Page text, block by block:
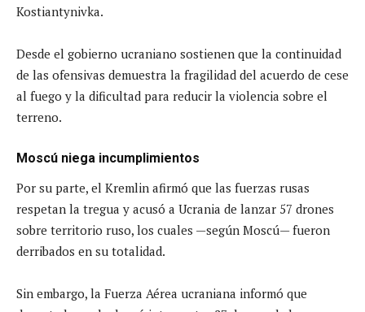
Kostiantynivka.
Desde el gobierno ucraniano sostienen que la continuidad
de las ofensivas demuestra la fragilidad del acuerdo de cese
al fuego y la dificultad para reducir la violencia sobre el
terreno.
Moscú niega incumplimientos
Por su parte, el Kremlin afirmó que las fuerzas rusas
respetan la tregua y acusó a Ucrania de lanzar 57 drones
sobre territorio ruso, los cuales —según Moscú— fueron
derribados en su totalidad.
Sin embargo, la Fuerza Aérea ucraniana informó que